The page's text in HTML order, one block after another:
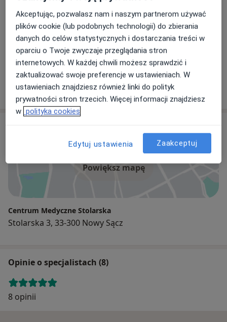
W zakres działalności Centrum Medycznego Stolarska
wchodzi również Stolarska Estetique - centrum
kosmetologii i medycyny estetycznej oferujące szeroki
wachlarz zabiegów.
Dysponujemy laserem Fotona 4D Spectro, którym
można wykonać wiele wyspecjalizowanych zabiegów
laseroterapii (m.in. odmładzające, stymulujące,
redukujące rumień, przebarwienia, blizny, blizny po
przeciwtrądzikowe, leczenie chrapania, etc.) oraz
laserem Neauvia EpilMe przeznaczonym do trwałej
epilacji laserowej.
Współpracujemy z wykwalifikowanymi Specjalistami
posiadającymi kompleksową wiedzę i doświadczenie
oraz indywidualne podejście do każdego Pacjenta.
Stolarska.
Chirurg
Rafał Mazur
Chirurg
30 opinii
Powiększ mapę
Centrum Medyczne Stolarska
Stolarska 3, 33-300 Nowy Sącz
Opinie o specjalistach (8)
8 opinii
Akceptując, pozwalasz nam i naszym partnerom używać
plików cookie (lub podobnych technologii) do zbierania
danych do celów statystycznych i dostarczania treści w
oparciu o Twoje zwyczaje przeglądania stron
internetowych. W każdej chwili możesz sprawdzić i
zaktualizować swoje preferencje w ustawieniach. W
ustawieniach znajdziesz również linki do polityk
prywatności stron trzecich. Więcej informacji znajdziesz
w polityka cookies
Edytuj ustawienia Zaakceptuj